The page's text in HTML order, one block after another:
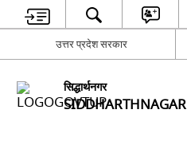
उत्तर प्रदेश सरकार
सिद्धार्थनगर
SIDDHARTHNAGAR